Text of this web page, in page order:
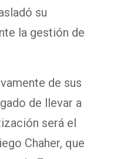
su
la gestión de
de sus
de llevar a
será el
Chaher, que